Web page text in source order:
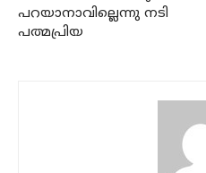
പറയാനാവില്ലെന്നു നടി
പത്മപ്രിയ